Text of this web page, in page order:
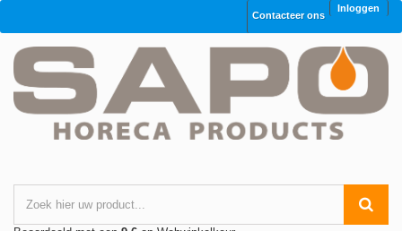
Inloggen
Contacteer ons